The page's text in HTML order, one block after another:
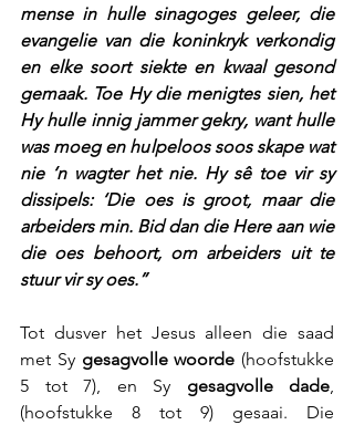
mense in hulle sinagoges geleer, die
evangelie van die koninkryk verkondig
en elke soort siekte en kwaal gesond
gemaak. Toe Hy die menigtes sien, het
Hy hulle innig jammer gekry, want hulle
was moeg en hulpeloos soos skape wat
nie ‘n wagter het nie. Hy sê toe vir sy
dissipels: ‘Die oes is groot, maar die
arbeiders min. Bid dan die Here aan wie
die oes behoort, om arbeiders uit te
stuur vir sy oes.”
Tot dusver het Jesus alleen die saad
met Sy gesagvolle woorde (hoofstukke
5 tot 7), en Sy gesagvolle dade,
(hoofstukke 8 tot 9) gesaai. Die